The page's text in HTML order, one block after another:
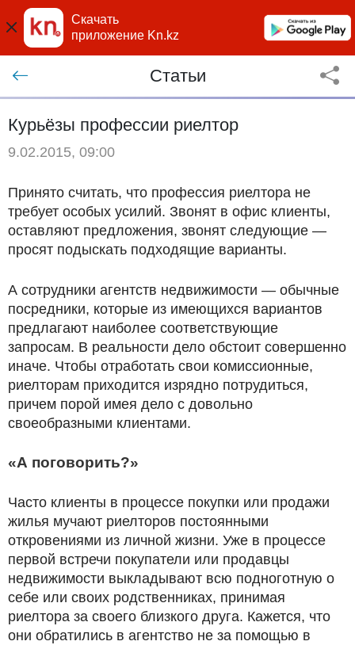
Скачать
приложение Kn.kz
Статьи
Курьёзы профессии риелтор
9.02.2015, 09:00
Принято считать, что профессия риелтора не
требует особых усилий. Звонят в офис клиенты,
оставляют предложения, звонят следующие —
просят подыскать подходящие варианты.
А сотрудники агентств недвижимости — обычные
посредники, которые из имеющихся вариантов
предлагают наиболее соответствующие
запросам. В реальности дело обстоит совершенно
иначе. Чтобы отработать свои комиссионные,
риелторам приходится изрядно потрудиться,
причем порой имея дело с довольно
своеобразными клиентами.
«А поговорить?»
Часто клиенты в процессе покупки или продажи
жилья мучают риелторов постоянными
откровениями из личной жизни. Уже в процессе
первой встречи покупатели или продавцы
недвижимости выкладывают всю подноготную о
себе или своих родственниках, принимая
риелтора за своего близкого друга. Кажется, что
они обратились в агентство не за помощью в